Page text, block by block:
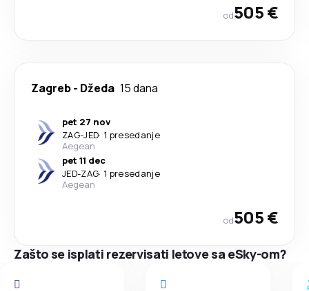
od505 €
Zagreb- Džeda 15 dana
pet 27 nov
ZAG-JED· 1 presedanje
Aegean
pet 11 dec
JED-ZAG· 1 presedanje
Aegean
od505 €
Zašto se isplati rezervisati letove sa eSky-om?